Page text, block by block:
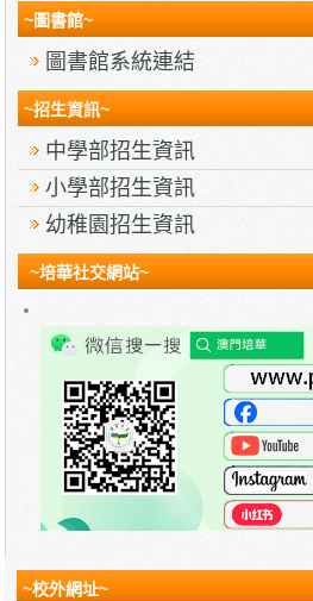
~圖書館~
圖書館系統連結
~招生資訊~
中學部招生資訊
小學部招生資訊
幼稚園招生資訊
~培華社交網站~
~校外網址~